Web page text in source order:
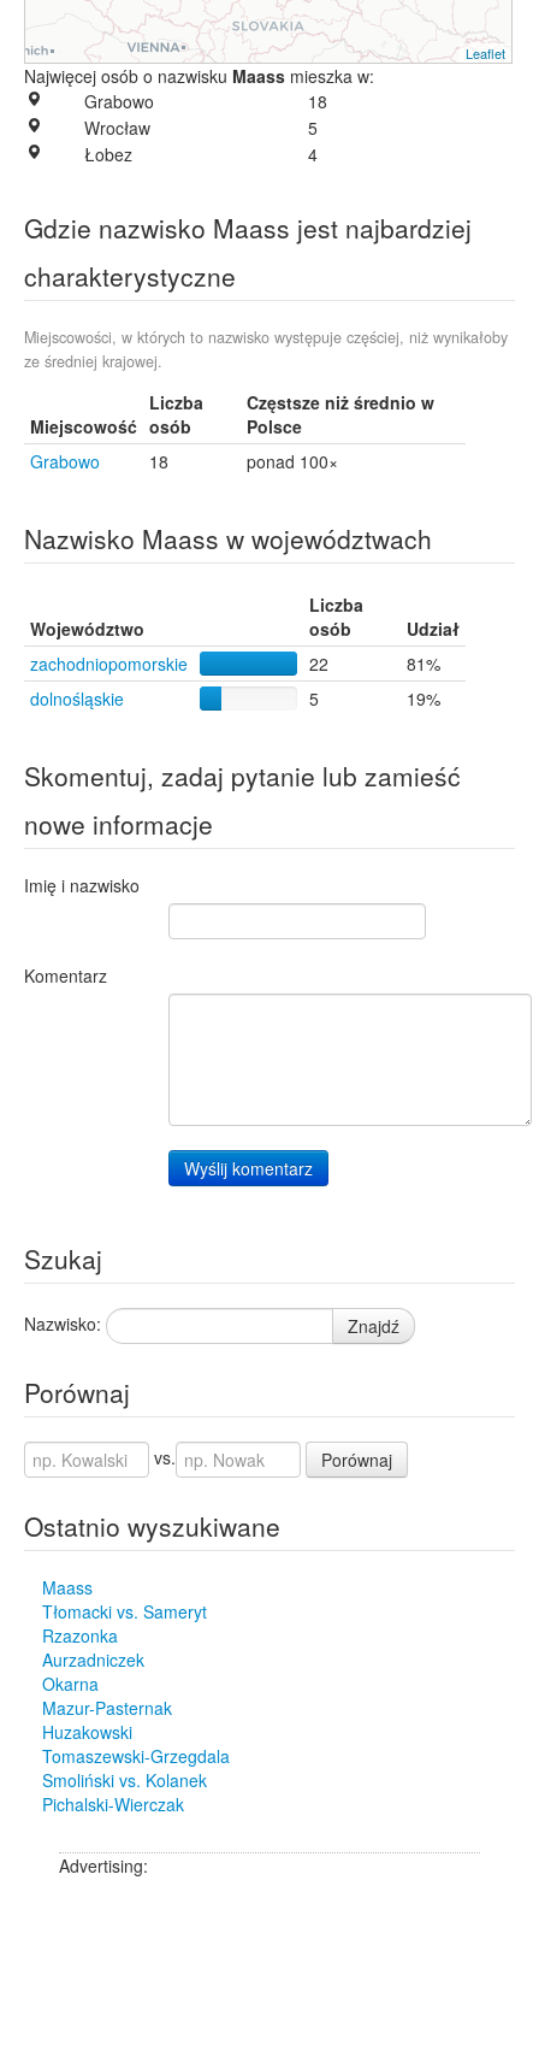
Leaflet
Najwięcej osób o nazwisku Maass mieszka w:
Grabowo
18
Wrocław
5
Łobez
4
Gdzie nazwisko Maass jest najbardziej
charakterystyczne
Miejscowości, w których to nazwisko występuje częściej, niż wynikałoby
ze średniej krajowej.
Miejscowość
Liczba
osób
Częstsze niż średnio w
Polsce
Grabowo
18 ponad 100×
Nazwisko Maass w województwach
Województwo
Liczba
osób
Udział
zachodniopomorskie
22
81%
dolnośląskie
5 19%
Skomentuj, zadaj pytanie lub zamieść
nowe informacje
Imię i nazwisko
Komentarz
Wyślij komentarz
Szukaj
Nazwisko: Znajdź
Porównaj
vs. Porównaj
Ostatnio wyszukiwane
Maass
Tłomacki vs. Sameryt
Rzazonka
Aurzadniczek
Okarna
Mazur-Pasternak
Huzakowski
Tomaszewski-Grzegdala
Smoliński vs. Kolanek
Pichalski-Wierczak
Advertising: